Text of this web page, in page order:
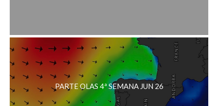
PARTE OLAS 4ª SEMANA JUN 26